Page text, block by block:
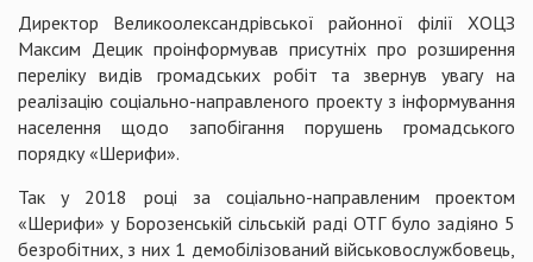
Директор Великоолександрівської районної філії ХОЦЗ
Максим Децик проінформував присутніх про розширення
переліку видів громадських робіт та звернув увагу на
реалізацію соціально-направленого проекту з інформування
населення щодо запобігання порушень громадського
порядку «Шерифи».
Так у 2018 році за соціально-направленим проектом
«Шерифи» у Борозенській сільській раді ОТГ було задіяно 5
безробітних, з них 1 демобілізований військовослужбовець,